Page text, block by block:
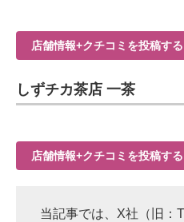
店舗情報+クチコミを投稿する
しずチカ茶店 一茶
店舗情報+クチコミを投稿する
当記事では、X社（旧：